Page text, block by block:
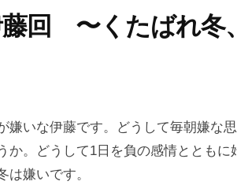
回 〜くたばれ冬
嫌いな伊藤です。どうして毎朝嫌な
か。どうして1日を負の感情とともに
は嫌いです。